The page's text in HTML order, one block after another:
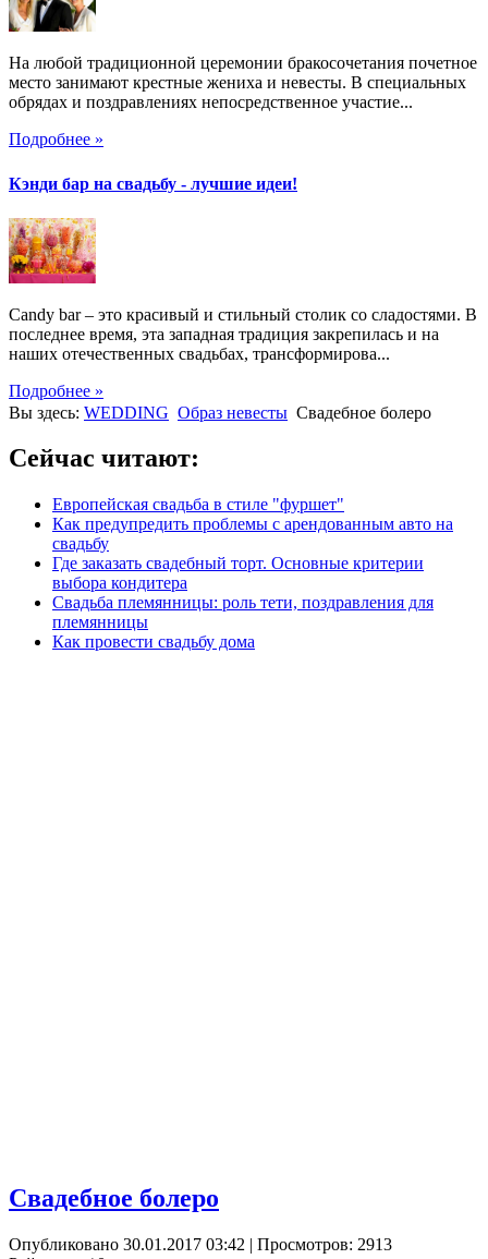
На любой традиционной церемонии бракосочетания почетное
место занимают крестные жениха и невесты. В специальных
обрядах и поздравлениях непосредственное участие...
Подробнее »
Кэнди бар на свадьбу - лучшие идеи!
Candy bar – это красивый и стильный столик со сладостями. В
последнее время, эта западная традиция закрепилась и на
наших отечественных свадьбах, трансформирова...
Подробнее »
Вы здесь: WEDDING Образ невесты Свадебное болеро
Сейчас читают:
Европейская свадьба в стиле "фуршет"
Как предупредить проблемы с арендованным авто на
свадьбу
Где заказать свадебный торт. Основные критерии
выбора кондитера
Свадьба племянницы: роль тети, поздравления для
племянницы
Как провести свадьбу дома
Свадебное болеро
Опубликовано 30.01.2017 03:42 | Просмотров: 2913